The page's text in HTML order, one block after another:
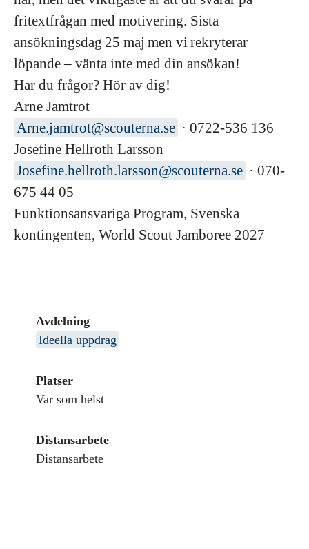
fritextfrågan med motivering. Sista
ansökningsdag 25 maj men vi rekryterar
löpande – vänta inte med din ansökan!
Har du frågor? Hör av dig!
Arne Jamtrot
Arne.jamtrot@scouterna.se · 0722-536 136
Josefine Hellroth Larsson
Josefine.hellroth.larsson@scouterna.se · 070-
675 44 05
Funktionsansvariga Program, Svenska
kontingenten, World Scout Jamboree 2027
Avdelning
Ideella uppdrag
Platser
Var som helst
Distansarbete
Distansarbete